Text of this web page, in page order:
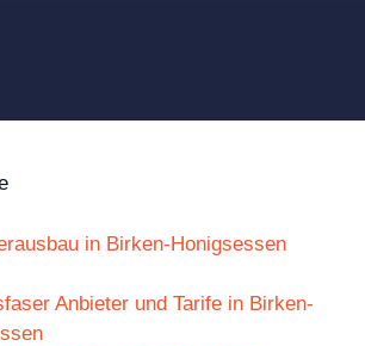
in Birken-Honigsessen
Anbieter und Tarife in Birken-